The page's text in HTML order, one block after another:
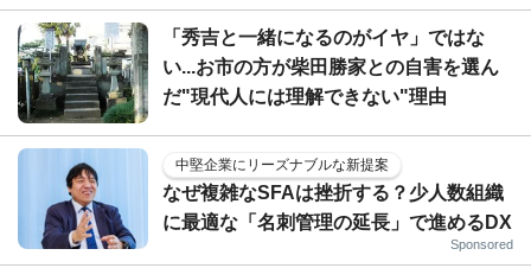
「秀吉と一緒になるのがイヤ」ではな
い...お市の方が柴田勝家との自害を選ん
だ"現代人には理解できない"理由
中堅企業にリーズナブルな新提案
なぜ複雑なSFAは挫折する？少人数組織
に最適な「名刺管理の延長」で進めるDX
Sponsored